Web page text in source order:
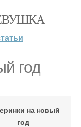
год
на новый
год